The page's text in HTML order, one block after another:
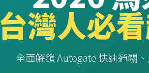
台灣人必
全面解鎖 Autogate 快速通關